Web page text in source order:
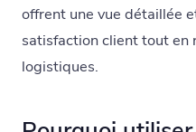
offrent une vue détaillée
satisfaction client tout en
logistiques.